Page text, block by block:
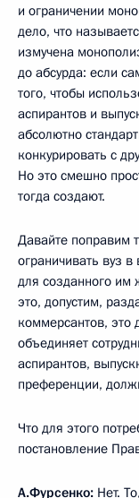
и ограничении
дело, что
измучена
до абсурда: если
того, чтобы
аспирантов и
абсолютно
конкурировать с
Но это смешно
тогда создают.
Давайте поправим
ограничивать вуз
для созданного им
это, допустим,
коммерсантов, это
объединяет
аспирантов,
преференции,
Что для этого
постановление
А.Фурсенко: Нет.